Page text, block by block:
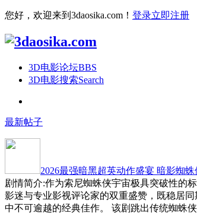
您好，欢迎来到3daosika.com！ 登录立即注册
3D电影论坛BBS
3D电影搜索Search
最新帖子
2026最强暗黑超英动作盛宴 暗影蜘蛛
剧情简介:作为索尼蜘蛛侠宇宙极具突破性的
影迷与专业影视评论家的双重盛赞，既稳居
中不可逾越的经典佳作。 该剧跳出传统蜘蛛